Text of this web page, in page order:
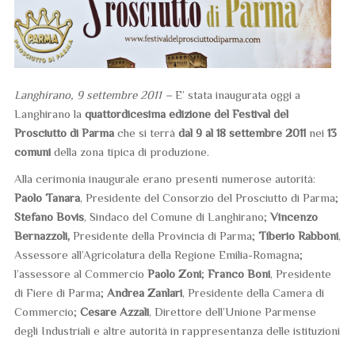
9 settembre 2011
Langhirano, 9 settembre 2011 – E’ stata inaugurata oggi a
Langhirano la quattordicesima edizione del Festival del
Prosciutto di Parma che si terrà dal 9 al 18 settembre 2011 nei 13
comuni della zona tipica di produzione.
Alla cerimonia inaugurale erano presenti numerose autorità:
Paolo Tanara, Presidente del Consorzio del Prosciutto di Parma;
Stefano Bovis, Sindaco del Comune di Langhirano;Vincenzo
Bernazzoli, Presidente della Provincia di Parma; Tiberio Rabboni,
Assessore all’Agricolatura della Regione Emilia-Romagna;
l’assessore al Commercio Paolo Zoni; Franco Boni, Presidente
di Fiere di Parma; Andrea Zanlari, Presidente della Camera di
Commercio; Cesare Azzali, Direttore dell’Unione Parmense
degli Industriali e altre autorità in rappresentanza delle istituzioni